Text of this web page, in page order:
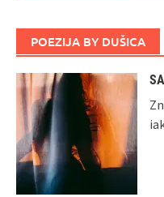
POEZIJA BY DUŠICA